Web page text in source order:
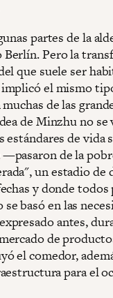
partes de la
Berlín. Pero la
que suele ser
el mismo
de las
de Minzhu no
estándares de vida
—pasaron de la
un estadio de
y donde
basó en las
antes,
de
el comedor,
para el